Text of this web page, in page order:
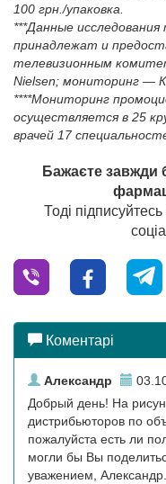
100 грн./упаковка.
***Данные
принадлежат и
телевизионным
Nielsen; мониторинг —
****Мониторинг
осуществляется в 25
врачей 17
Бажаєте завжди
Тоді
Коментарі
Александр
Добрый день! На
дистрибьюторов по
пожалуйста есть ли
могли бы Вы
уважением, Александр.